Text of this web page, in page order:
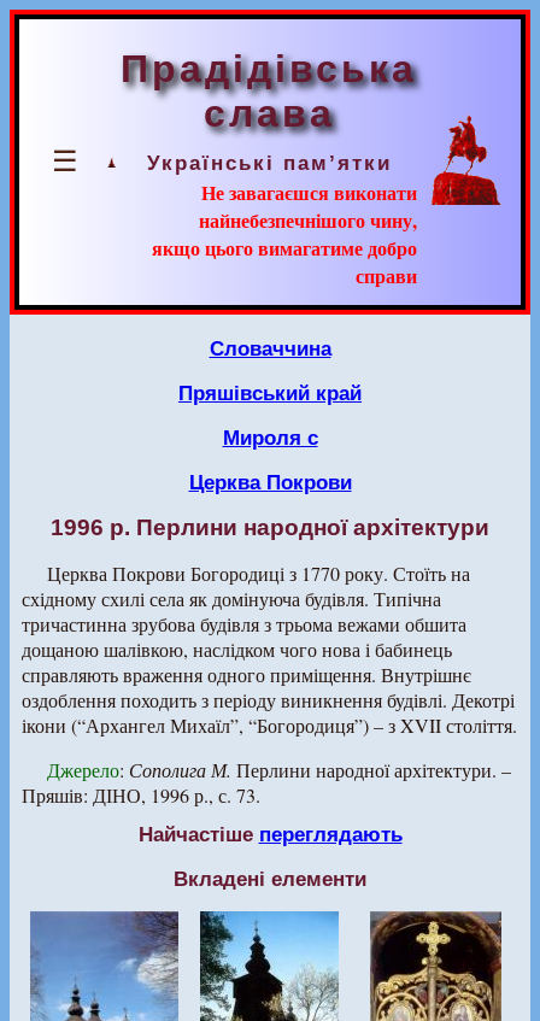
☰
Прадідівська
слава
Українські пам’ятки
Не завагаєшся виконати
найнебезпечнішого чину,
якщо цього вимагатиме добро
справи
Словаччина
Пряшівський край
Мироля с
Церква Покрови
1996 р. Перлини народної архітектури
Церква Покрови Богородиці з 1770 року. Стоїть на
східному схилі села як домінуюча будівля. Типічна
тричастинна зрубова будівля з трьома вежами обшита
дощаною шалівкою, наслідком чого нова і бабинець
справляють враження одного приміщення. Внутрішнє
оздоблення походить з періоду виникнення будівлі. Декотрі
ікони (“Архангел Михаїл”, “Богородиця”) – з XVII століття.
Джерело: Сополига М. Перлини народної архітектури. –
Пряшів: ДІНО, 1996 р., с. 73.
Найчастіше переглядають
Вкладені елементи